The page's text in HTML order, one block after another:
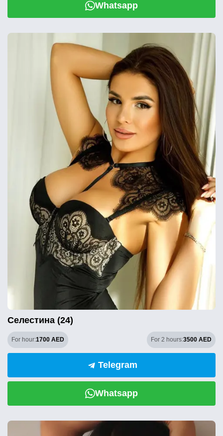
Whatsapp
Селестина (24)
For hour:1700 AED For 2 hours:3500 AED
Telegram
Whatsapp